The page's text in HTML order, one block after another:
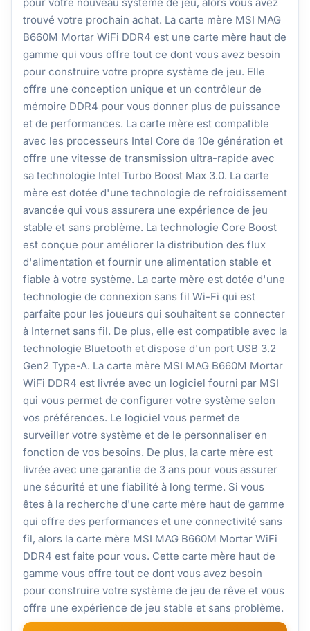
pour votre nouveau système de jeu, alors vous avez
trouvé votre prochain achat. La carte mère MSI MAG
B660M Mortar WiFi DDR4 est une carte mère haut de
gamme qui vous offre tout ce dont vous avez besoin
pour construire votre propre système de jeu. Elle
offre une conception unique et un contrôleur de
mémoire DDR4 pour vous donner plus de puissance
et de performances. La carte mère est compatible
avec les processeurs Intel Core de 10e génération et
offre une vitesse de transmission ultra-rapide avec
sa technologie Intel Turbo Boost Max 3.0. La carte
mère est dotée d'une technologie de refroidissement
avancée qui vous assurera une expérience de jeu
stable et sans problème. La technologie Core Boost
est conçue pour améliorer la distribution des flux
d'alimentation et fournir une alimentation stable et
fiable à votre système. La carte mère est dotée d'une
technologie de connexion sans fil Wi-Fi qui est
parfaite pour les joueurs qui souhaitent se connecter
à Internet sans fil. De plus, elle est compatible avec la
technologie Bluetooth et dispose d'un port USB 3.2
Gen2 Type-A. La carte mère MSI MAG B660M Mortar
WiFi DDR4 est livrée avec un logiciel fourni par MSI
qui vous permet de configurer votre système selon
vos préférences. Le logiciel vous permet de
surveiller votre système et de le personnaliser en
fonction de vos besoins. De plus, la carte mère est
livrée avec une garantie de 3 ans pour vous assurer
une sécurité et une fiabilité à long terme. Si vous
êtes à la recherche d'une carte mère haut de gamme
qui offre des performances et une connectivité sans
fil, alors la carte mère MSI MAG B660M Mortar WiFi
DDR4 est faite pour vous. Cette carte mère haut de
gamme vous offre tout ce dont vous avez besoin
pour construire votre système de jeu de rêve et vous
offre une expérience de jeu stable et sans problème.